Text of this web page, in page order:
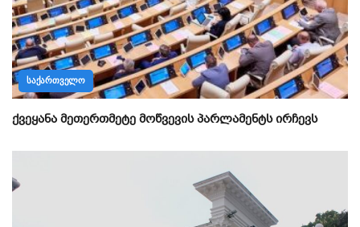
ᲡᲐᲥᲐᲠᲗᲕᲔᲚᲝ
ქვეყანა მეთერთმეტე მოწვევის პარლამენტს ირჩევს